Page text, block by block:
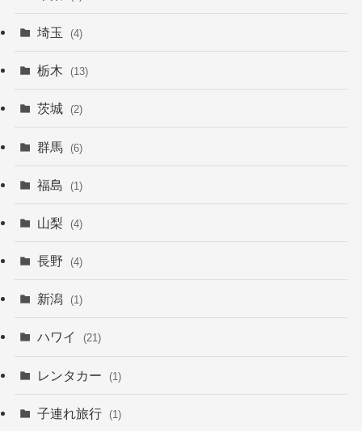
埼玉 (4)
栃木 (13)
茨城 (2)
群馬 (6)
福島 (1)
山梨 (4)
長野 (4)
新潟 (1)
ハワイ (21)
レンタカー (1)
子連れ旅行 (1)